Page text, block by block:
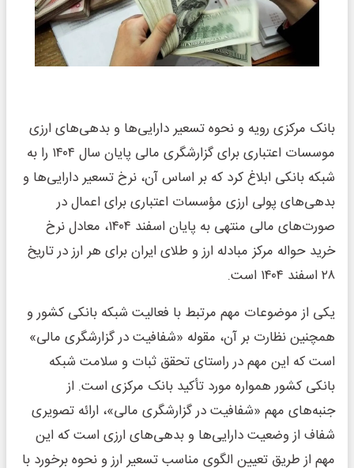
بانک مرکزی رویه و نحوه تسعیر دارایی‌ها و بدهی‌های ارزی
موسسات اعتباری برای گزارشگری مالی پایان سال ۱۴۰۴ را به
شبکه بانکی ابلاغ کرد که بر اساس آن، نرخ تسعیر دارایی‌ها و
بدهی‌های پولی ارزی مؤسسات اعتباری برای اعمال در
صورت‌های مالی منتهی به پایان اسفند ۱۴۰۴، معادل نرخ
خرید حواله‌ مرکز مبادله ارز و طلای ایران برای هر ارز در تاریخ
۲۸ اسفند ۱۴۰۴ است.
یکی از موضوعات مهم مرتبط با فعالیت شبکه بانکی کشور و
همچنین نظارت بر آن، مقوله «شفافیت در گزارشگری مالی»
است که این مهم در راستای تحقق ثبات و سلامت شبکه
بانکی کشور همواره مورد تأکید بانک مرکزی است. از
جنبه‌های مهم «شفافیت در گزارشگری مالی»، ارائه تصویری
شفاف از وضعیت دارایی‌ها و بدهی‌های ارزی است که این
مهم از طریق تعیین الگوی مناسب تسعیر ارز و نحوه برخورد با